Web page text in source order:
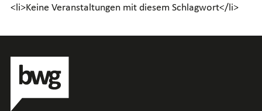
<li>Keine Veranstaltungen mit diesem Schlagwort</li>